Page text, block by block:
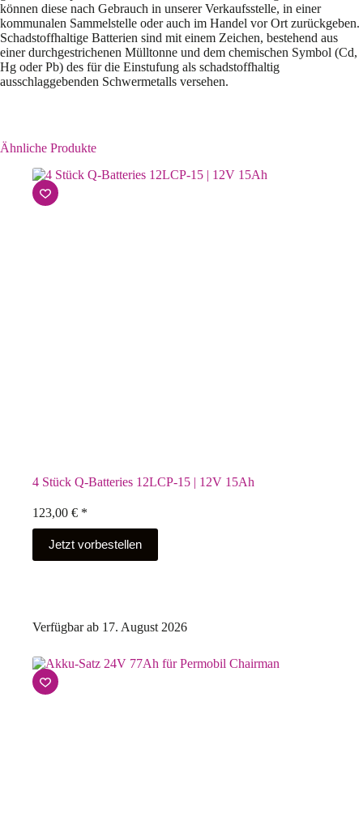
können diese nach Gebrauch in unserer Verkaufsstelle, in einer
kommunalen Sammelstelle oder auch im Handel vor Ort zurückgeben.
Schadstoffhaltige Batterien sind mit einem Zeichen, bestehend aus
einer durchgestrichenen Mülltonne und dem chemischen Symbol (Cd,
Hg oder Pb) des für die Einstufung als schadstoffhaltig
ausschlaggebenden Schwermetalls versehen.
Ähnliche Produkte
4 Stück Q-Batteries 12LCP-15 | 12V 15Ah
123,00 € *
Jetzt vorbestellen
Verfügbar ab 17. August 2026